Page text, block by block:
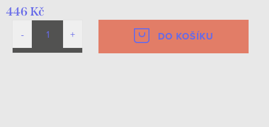
446 Kč
DO KOŠÍKU